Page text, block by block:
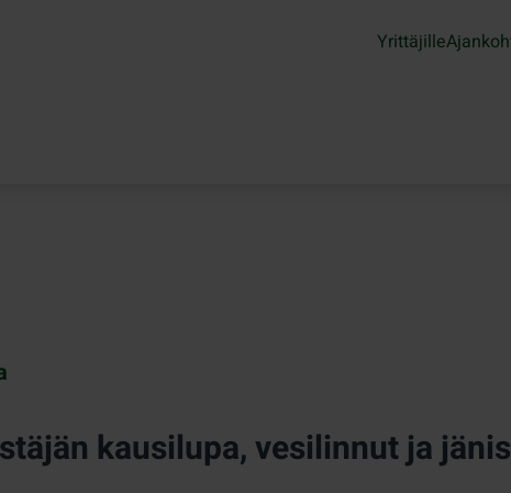
Yrittäjille
kausilupa, vesilinnut ja jänis